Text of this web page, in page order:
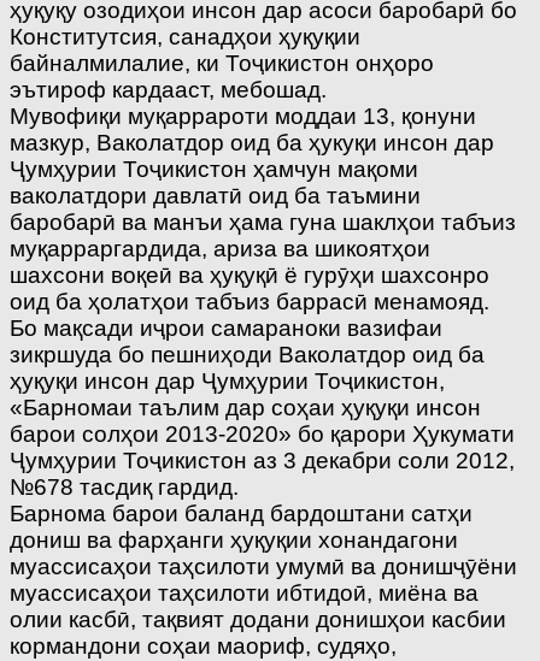
ҳуқуқу озодиҳои инсон дар асоси баробарӣ бо
Конститутсия, санадҳои ҳуқуқии
байналмилалие, ки Тоҷикистон онҳоро
эътироф кардааст, мебошад.
Мувофиқи муқаррароти моддаи 13, қонуни
мазкур, Ваколатдор оид ба ҳукуқи инсон дар
Ҷумҳурии Тоҷикистон ҳамчун мақоми
ваколатдори давлатӣ оид ба таъмини
баробарӣ ва манъи ҳама гуна шаклҳои табъиз
муқарраргардида, ариза ва шикоятҳои
шахсони воқеӣ ва ҳуқуқӣ ё гурӯҳи шахсонро
оид ба ҳолатҳои табъиз баррасӣ менамояд.
Бо мақсади иҷрои самараноки вазифаи
зикршуда бо пешниҳоди Ваколатдор оид ба
ҳуқуқи инсон дар Ҷумҳурии Тоҷикистон,
«Барномаи таълим дар соҳаи ҳуқуқи инсон
барои солҳои 2013-2020» бо қарори Ҳукумати
Ҷумҳурии Тоҷикистон аз 3 декабри соли 2012,
№678 тасдиқ гардид.
Барнома барои баланд бардоштани сатҳи
дониш ва фарҳанги ҳуқуқии хонандагони
муассисаҳои таҳсилоти умумӣ ва донишҷӯёни
муассисаҳои таҳсилоти ибтидоӣ, миёна ва
олии касбӣ, тақвият додани донишҳои касбии
кормандони соҳаи маориф, судяҳо,